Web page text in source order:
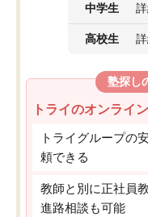
中学生
高校生
塾探し
トライのオンライ
トライグループの
頼できる
教師と別に正社員
進路相談も可能